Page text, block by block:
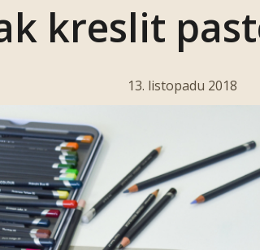
kreslit
13. listopadu 2018